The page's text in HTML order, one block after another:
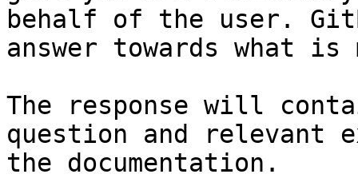
behalf of the user.
answer towards what
The response will
question and relevant
the documentation.